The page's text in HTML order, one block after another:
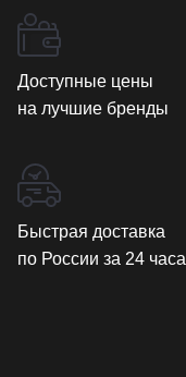
Доступные цены
на лучшие бренды
Быстрая доставка
по России за 24 часа